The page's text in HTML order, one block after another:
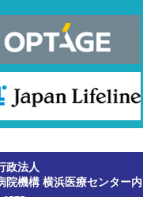
政法人
院機構 横浜医療センター内